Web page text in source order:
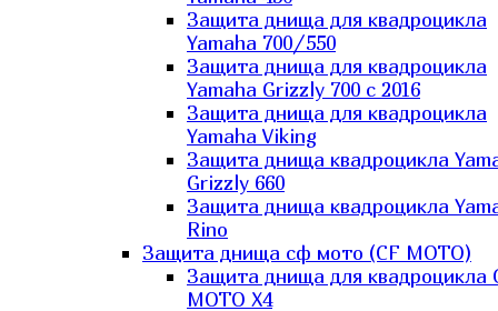
Защита днища для квадроцикла
Yamaha 700/550
Защита днища для квадроцикла
Yamaha Grizzly 700 с 2016
Защита днища для квадроцикла
Yamaha Viking
Защита днища квадроцикла
Grizzly 660
Защита днища квадроцикла
Rino
Защита днища сф мото (CF MOTO)
Защита днища для квадроцикла
MOTO X4